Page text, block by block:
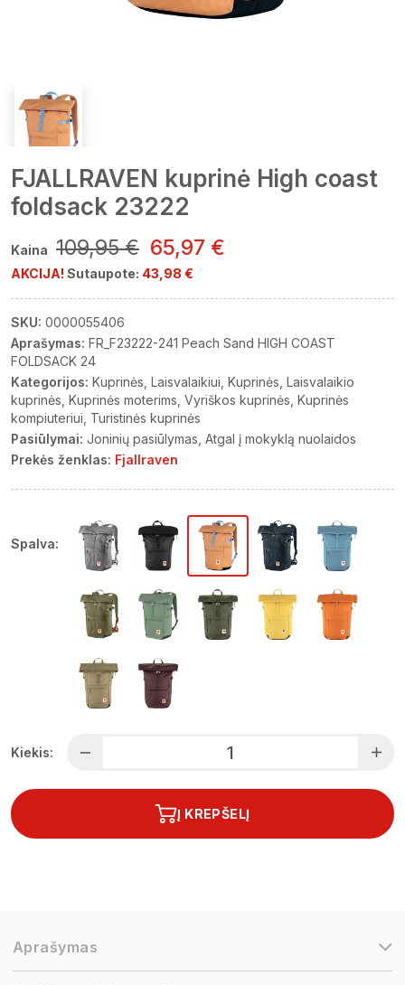
FJALLRAVEN kuprinė High coast
foldsack 23222
Kaina 109,95 € 65,97 €
AKCIJA! Sutaupote: 43,98 €
SKU: 0000055406
Aprašymas: FR_F23222-241 Peach Sand HIGH COAST
FOLDSACK 24
Kategorijos: Kuprinės Laisvalaikiui Kuprinės Laisvalaikio
kuprinės Kuprinės moterims Vyriškos kuprinės Kuprinės
kompiuteriui Turistinės kuprinės
Pasiūlymai: Joninių pasiūlymas Atgal į mokyklą nuolaidos
Prekės ženklas: Fjallraven
Spalva:
Kiekis:
Į KREPŠELĮ
Aprašymas